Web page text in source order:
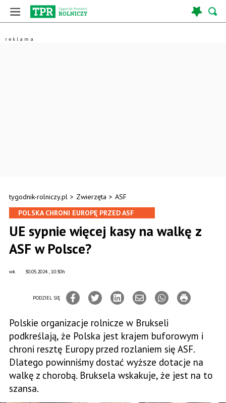
tygodnik-rolniczy.pl > Zwierzęta > ASF
POLSKA CHRONI EUROPĘ PRZED ASF
UE sypnie więcej kasy na walkę z
ASF w Polsce?
30.05.2024., 10:30h
wk
PODZIEL SIĘ
Polskie organizacje rolnicze w Brukseli
podkreślają, że Polska jest krajem buforowym i
chroni resztę Europy przed rozlaniem się ASF.
Dlatego powinniśmy dostać wyższe dotacje na
walkę z chorobą. Bruksela wskakuje, że jest na to
szansa.